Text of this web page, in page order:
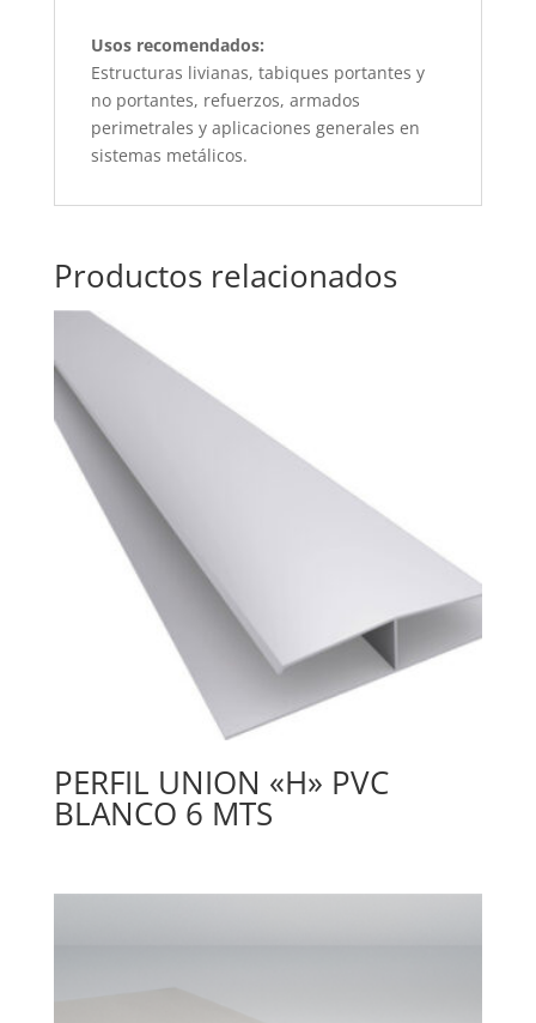
Usos recomendados:
Estructuras livianas, tabiques portantes y
no portantes, refuerzos, armados
perimetrales y aplicaciones generales en
sistemas metálicos.
Productos relacionados
PERFIL UNION «H» PVC
BLANCO 6 MTS